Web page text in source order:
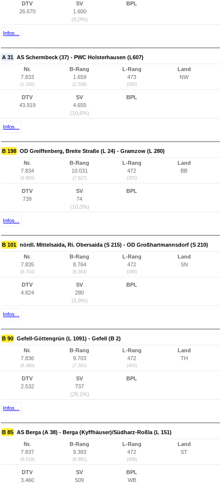
DTV
26.670
SV
1.600
(6,0%)
BPL
Infos...
A 31 AS Schermbeck (37) - PWC Holsterhausen (L607)
Nr.
7.833
(1.330)
B-Rang
1.659
(1.508)
L-Rang
473
(450)
Land
NW
DTV
43.919
SV
4.655
(10,6%)
BPL
Infos...
B 198 OD Greiffenberg, Breite Straße (L 24) - Gramzow (L 280)
Nr.
7.834
(9.880)
B-Rang
10.031
(7.627)
L-Rang
472
(355)
Land
BB
DTV
739
SV
74
(10,0%)
BPL
Infos...
B 101 nördl. Mittelsaida, Ri. Obersaida (S 215) - OD Großhartmannsdorf (S 210)
Nr.
7.835
(8.704)
B-Rang
8.764
(6.364)
L-Rang
472
(380)
Land
SN
DTV
4.824
SV
280
(5,8%)
BPL
Infos...
B 90 Gefell-Göttengrün (L 1091) - Gefell (B 2)
Nr.
7.836
(8.360)
B-Rang
9.703
(7.301)
L-Rang
472
(402)
Land
TH
DTV
2.532
SV
737
(29,1%)
BPL
Infos...
B 85 AS Berga (A 38) - Berga (Kyffhäuser)/Südharz-Roßla (L 151)
Nr.
7.837
(8.019)
B-Rang
9.383
(6.981)
L-Rang
472
(406)
Land
ST
DTV
3.460
SV
509
BPL
WB